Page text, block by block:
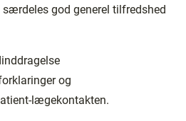
god generel tilfredshed
og
lægekontakten.